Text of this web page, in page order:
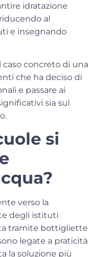
idratazione
al
e insegnando
concreto di una
che ha deciso di
e passare ai
sia sul
si
verso la
degli istituti
tramite bottigliette
legate a praticità
la soluzione più